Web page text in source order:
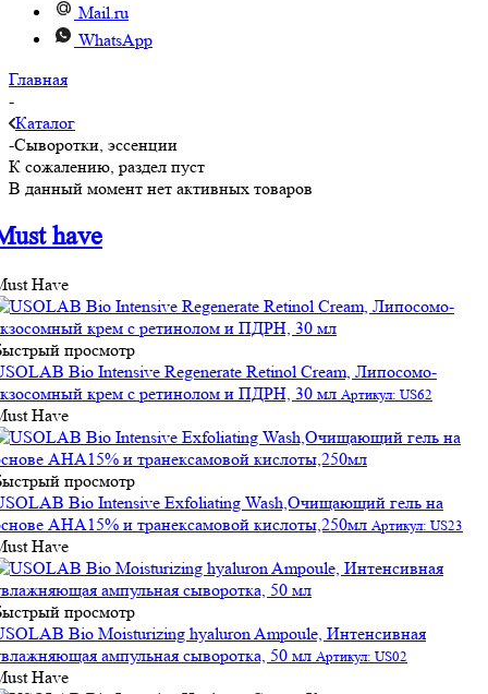
Mail.ru
WhatsApp
Главная
-
Каталог
-Сыворотки, эссенции
К сожалению, раздел пуст
В данный момент нет активных товаров
have
Have
просмотр
Bio Intensive Regenerate Retinol Cream, Липосомо-
крем с ретинолом и ПДРН, 30 мл Артикул: US62
Have
просмотр
Bio Intensive Exfoliating Wash,Очищающий гель на
АНА15% и транексамовой кислоты,250мл Артикул: US23
Have
просмотр
Bio Moisturizing hyaluron Ampoule, Интенсивная
ампульная сыворотка, 50 мл Артикул: US02
Have